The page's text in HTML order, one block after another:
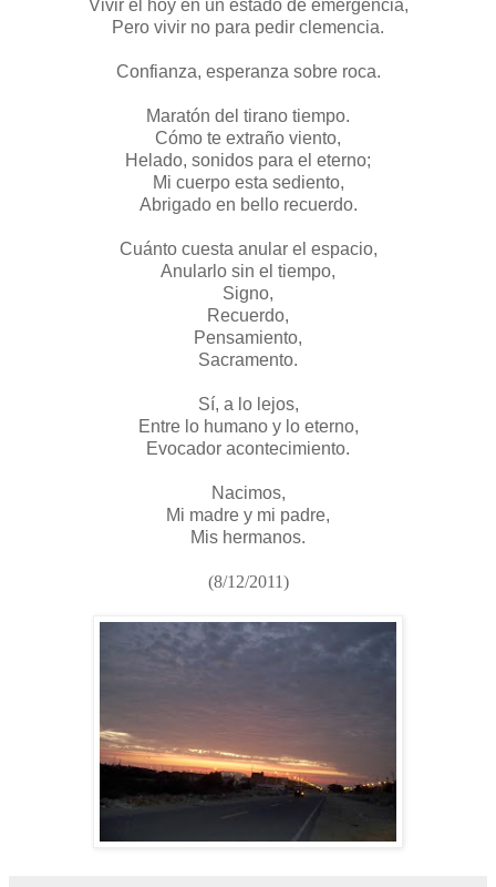
Vivir el hoy en un estado de emergencia,
Pero vivir no para pedir clemencia.
Confianza, esperanza sobre roca.
Maratón del tirano tiempo.
Cómo te extraño viento,
Helado, sonidos para el eterno;
Mi cuerpo esta sediento,
Abrigado en bello recuerdo.
Cuánto cuesta anular el espacio,
Anularlo sin el tiempo,
Signo,
Recuerdo,
Pensamiento,
Sacramento.
Sí, a lo lejos,
Entre lo humano y lo eterno,
Evocador acontecimiento.
Nacimos,
Mi madre y mi padre,
Mis hermanos.
(8/12/2011)